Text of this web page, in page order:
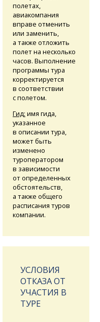
полетах,
авиакомпания
вправе отменить
или заменить,
а также отложить
полет на несколько
часов. Выполнение
программы тура
корректируется
в соответствии
с полетом.
Гид: имя гида,
указанное
в описании тура,
может быть
изменено
туроператором
в зависимости
от определенных
обстоятельств,
а также общего
расписания туров
компании.
УСЛОВИЯ
ОТКАЗА ОТ
УЧАСТИЯ В
ТУРЕ